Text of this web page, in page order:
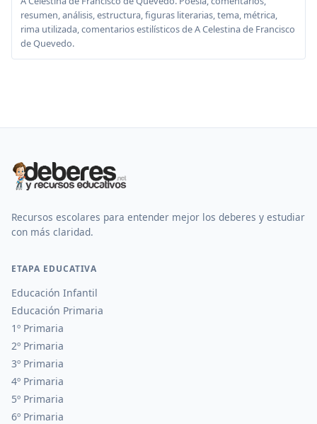
resumen, análisis, estructura, figuras literarias, tema, métrica,
rima utilizada, comentarios estilísticos de A Celestina de Francisco
de Quevedo.
Recursos escolares para entender mejor los deberes y estudiar
con más claridad.
ETAPA EDUCATIVA
Educación Infantil
Educación Primaria
1º Primaria
2º Primaria
3º Primaria
4º Primaria
5º Primaria
6º Primaria